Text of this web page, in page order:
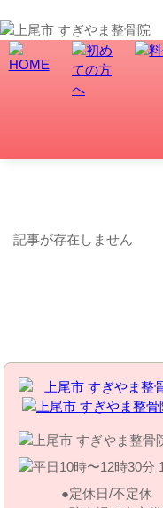
記事が存在しません
定休日/不定休